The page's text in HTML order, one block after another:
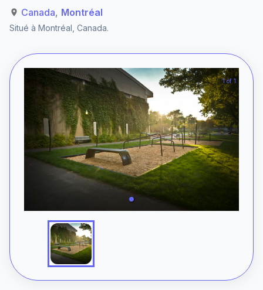
Canada, Montréal
Situé à Montréal Canada.
1 of 1